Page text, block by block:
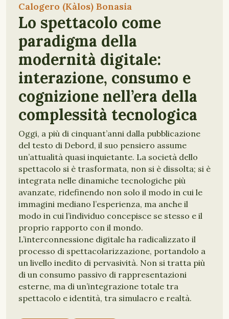
Calogero (Kàlos) Bonasia
Lo spettacolo come
paradigma della
modernità digitale:
interazione, consumo e
cognizione nell’era della
complessità tecnologica
Oggi, a più di cinquant’anni dalla pubblicazione
del testo di Debord, il suo pensiero assume
un’attualità quasi inquietante. La società dello
spettacolo si è trasformata, non si è dissolta; si è
integrata nelle dinamiche tecnologiche più
avanzate, ridefinendo non solo il modo in cui le
immagini mediano l’esperienza, ma anche il
modo in cui l’individuo concepisce se stesso e il
proprio rapporto con il mondo.
L’interconnessione digitale ha radicalizzato il
processo di spettacolarizzazione, portandolo a
un livello inedito di pervasività. Non si tratta più
di un consumo passivo di rappresentazioni
esterne, ma di un’integrazione totale tra
spettacolo e identità, tra simulacro e realtà.